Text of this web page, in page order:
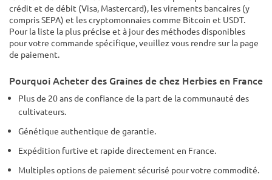
crédit et de débit (Visa, Mastercard), les virements bancaires (y
compris SEPA) et les cryptomonnaies comme Bitcoin et USDT.
Pour la liste la plus précise et à jour des méthodes disponibles
pour votre commande spécifique, veuillez vous rendre sur la page
de paiement.
Pourquoi Acheter des Graines de chez Herbies en France
Plus de 20 ans de confiance de la part de la communauté des
cultivateurs.
Génétique authentique de garantie.
Expédition furtive et rapide directement en France.
Multiples options de paiement sécurisé pour votre commodité.